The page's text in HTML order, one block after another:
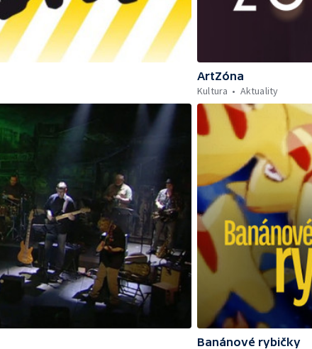
ArtZóna
Kultura
Aktuality
Banánové rybičky